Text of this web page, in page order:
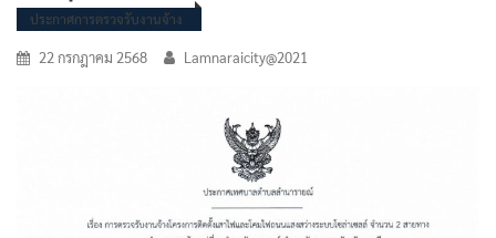
ประกาศการตรวจรับงานจ้าง
22 กรกฎาคม 2568 Lamnaraicity@2021